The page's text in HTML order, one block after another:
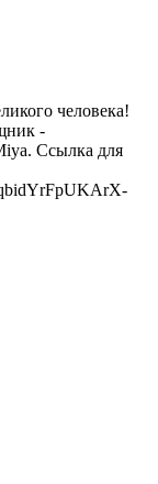
человека!
-
Ссылка для